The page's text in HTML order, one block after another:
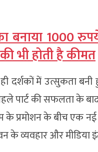
बनाया 1000
भी होती है कीमत
दर्शकों में उत्सुकता
पार्ट की सफलता के
के प्रमोशन के बीच एक
के व्यवहार और मीडिया